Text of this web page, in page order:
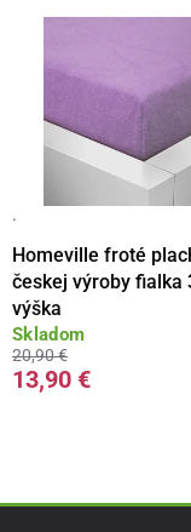
·
Homeville froté
českej výroby fialka
výška
Skladom
20,90 €
13,90 €